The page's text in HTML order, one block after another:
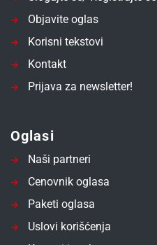
Objavite oglas
Korisni tekstovi
Kontakt
Prijava za newsletter!
Oglasi
Naši partneri
Cenovnik oglasa
Paketi oglasa
Uslovi korišćenja